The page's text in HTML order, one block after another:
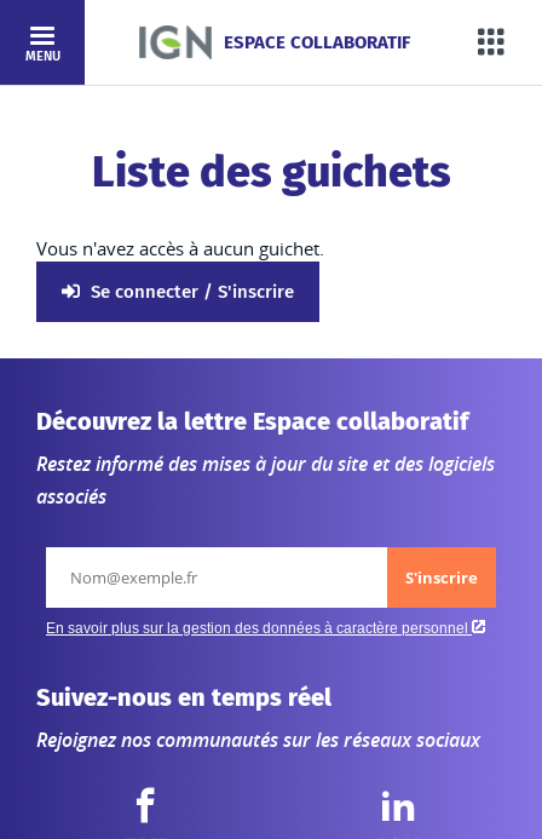
Aller au contenu
ESPACE COLLABORATIF
MENU
Liste des guichets
Vous n'avez accès à aucun guichet.
Se connecter / S'inscrire
Découvrez la lettre Espace collaboratif
Restez informé des mises à jour du site et des logiciels
associés
Suivez-nous en temps réel
Rejoignez nos communautés sur les réseaux sociaux